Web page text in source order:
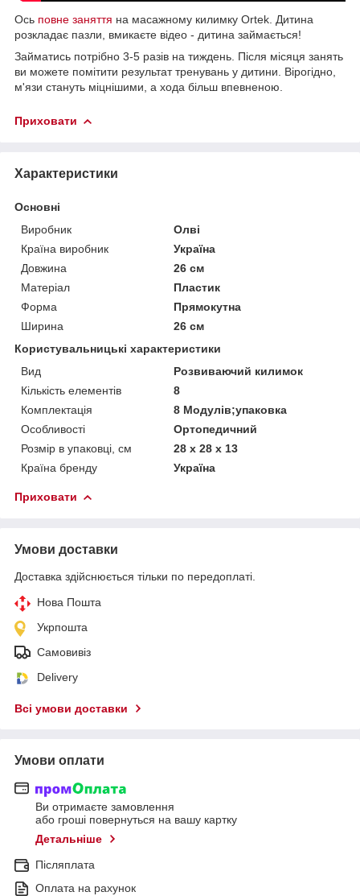
Ось повне заняття на масажному килимку Ortek. Дитина
розкладає пазли, вмикаєте відео - дитина займається!
Займатись потрібно 3-5 разів на тиждень. Після місяця занять
ви можете помітити результат тренувань у дитини. Вірогідно,
м'язи стануть міцнішими, а хода більш впевненою.
Приховати
Характеристики
Основні
Виробник
Олві
Країна виробник
Україна
Довжина
26 см
Матеріал
Пластик
Форма
Прямокутна
Ширина
26 см
Користувальницькі характеристики
Вид
Розвиваючий килимок
Кількість елементів
8
Комплектація
8 Модулів;упаковка
Особливості
Ортопедичний
Розмір в упаковці, см
28 x 28 x 13
Країна бренду
Україна
Приховати
Умови доставки
Доставка здійснюється тільки по передоплаті.
Нова Пошта
Укрпошта
Самовивіз
Delivery
Всі умови доставки
Умови оплати
Ви отримаєте замовлення
або гроші повернуться на вашу картку
Детальніше
Післяплата
Оплата на рахунок